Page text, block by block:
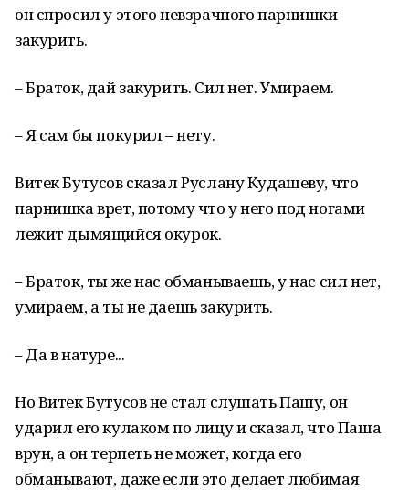
он спросил у этого невзрачного парнишки
закурить.
– Браток, дай закурить. Сил нет. Умираем.
– Я сам бы покурил – нету.
Витек Бутусов сказал Руслану Кудашеву, что
парнишка врет, потому что у него под ногами
лежит дымящийся окурок.
– Браток, ты же нас обманываешь, у нас сил нет,
умираем, а ты не даешь закурить.
– Да в натуре...
Но Витек Бутусов не стал слушать Пашу, он
ударил его кулаком по лицу и сказал, что Паша
врун, а он терпеть не может, когда его
обманывают, даже если это делает любимая